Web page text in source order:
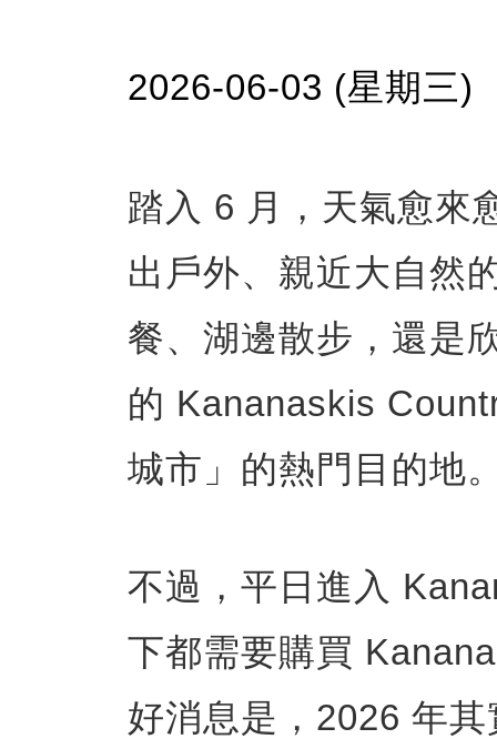
2026-06-03 (星期三)
踏入 6 月，天氣愈來
出戶外、親近大自然
餐、湖邊散步，還是
的 Kananaskis
城市」的熱門目的地
不過，平日進入
下都需要購買
好消息是，2026 年